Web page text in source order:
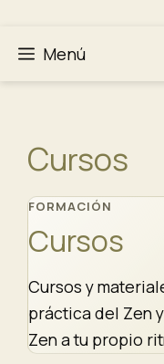
Menú
Cursos
FORMACIÓN
Cursos
Cursos y
práctica del Zen
Zen a tu propio